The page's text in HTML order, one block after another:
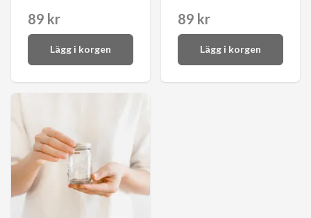
89 kr
Lägg i korgen
89 kr
Lägg i korgen